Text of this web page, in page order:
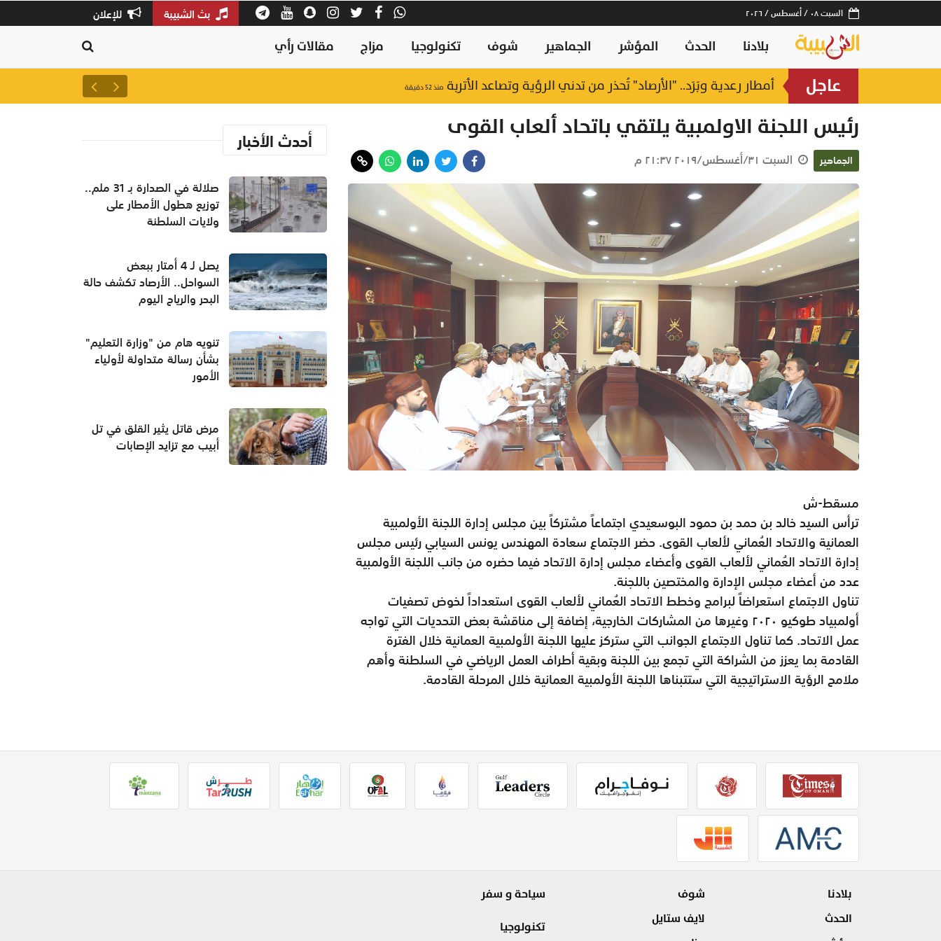
السبت ٠٨ / أغسطس / ٢٠٢٦ بث الشبيبة للإعلان
بلادنا الحدث المؤشر الجماهير شوف تكنولوجيا مزاج مقالات رأي
عاجل أمطار رعدية وبَرَد.. "الأرصاد" تُحذر من تدني الرؤية وتصاعد الأتربة منذ ٥٢ دقيقة صلالة في الصدارة بـ 31 ملم.. توزيع هطول الأمطار على ولايات السلطنة
رئيس اللجنة الاولمبية يلتقي باتحاد ألعاب القوى
الجماهير السبت ٣١/أغسطس/٢٠١٩ ٢١:٣٧ م
مسقط-ش
ترأس السيد خالد بن حمد بن حمود البوسعيدي اجتماعاً مشتركاً بين مجلس إدارة اللجنة الأولمبية
العمانية والاتحاد العُماني لألعاب القوى. حضر الاجتماع سعادة المهندس يونس السيابي رئيس مجلس
إدارة الاتحاد العُماني لألعاب القوى وأعضاء مجلس إدارة الاتحاد فيما حضره من جانب اللجنة الأولمبية
عدد من أعضاء مجلس الإدارة والمختصين باللجنة.
تناول الاجتماع استعراضاً لبرامج وخطط الاتحاد العُماني لألعاب القوى استعداداً لخوض تصفيات
أولمبياد طوكيو ٢٠٢٠ وغيرها من المشاركات الخارجية، إضافة إلى مناقشة بعض التحديات التي تواجه
عمل الاتحاد. كما تناول الاجتماع الجوانب التي ستركز عليها اللجنة الأولمبية العمانية خلال الفترة
القادمة بما يعزز من الشراكة التي تجمع بين اللجنة وبقية أطراف العمل الرياضي في السلطنة وأهم
ملامح الرؤية الاستراتيجية التي ستتبناها اللجنة الأولمبية العمانية خلال المرحلة القادمة.
أحدث الأخبار
صلالة في الصدارة بـ 31 ملم..
توزيع هطول الأمطار على
ولايات السلطنة
يصل لـ 4 أمتار ببعض
السواحل.. الأرصاد تكشف حالة
البحر والرياح اليوم
تنويه هام من "وزارة التعليم"
بشأن رسالة متداولة لأولياء
الأمور
مرض قاتل يثير القلق في تل
أبيب مع تزايد الإصابات
بلادنا
الحدث
شوف
لايف ستايل
سياحة و سفر
تكنولوجيا